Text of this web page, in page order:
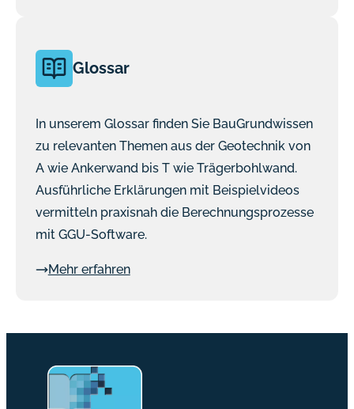
Glossar
In unserem Glossar finden Sie BauGrundwissen
zu relevanten Themen aus der Geotechnik von
A wie Ankerwand bis T wie Trägerbohlwand.
Ausführliche Erklärungen mit Beispielvideos
vermitteln praxisnah die Berechnungsprozesse
mit GGU-Software.
Mehr erfahren